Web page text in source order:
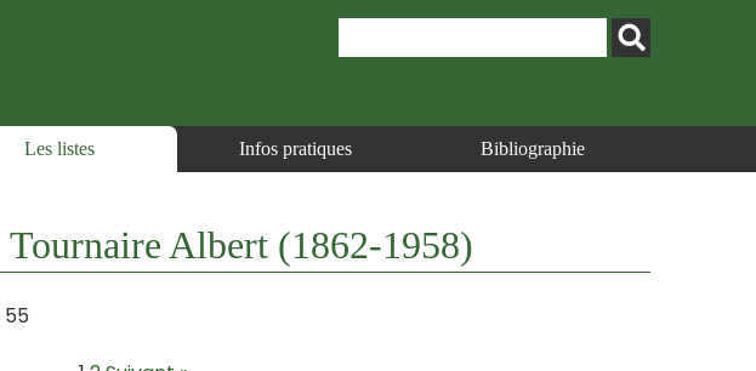
Les listes Infos pratiques Bibliographie
Tournaire Albert (1862-1958)
55